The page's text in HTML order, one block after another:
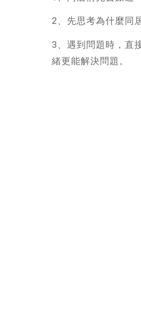
2、先思考為什麼同
3、遇到問題時，直
緒更能解決問題。